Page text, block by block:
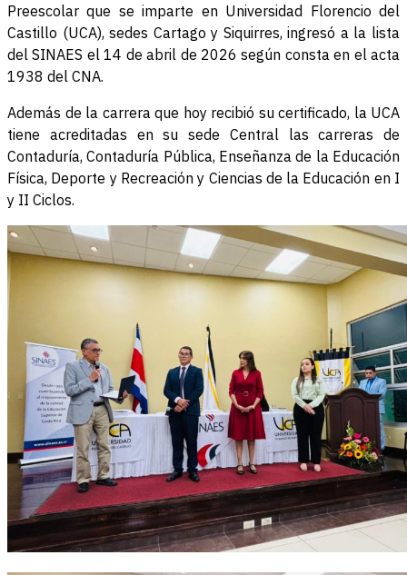
Preescolar que se imparte en Universidad Florencio del
Castillo (UCA), sedes Cartago y Siquirres, ingresó a la lista
del SINAES el 14 de abril de 2026 según consta en el acta
1938 del CNA.
Además de la carrera que hoy recibió su certificado, la UCA
tiene acreditadas en su sede Central las carreras de
Contaduría, Contaduría Pública, Enseñanza de la Educación
Física, Deporte y Recreación y Ciencias de la Educación en I
y II Ciclos.